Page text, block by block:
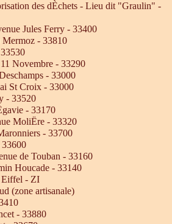
des dÈchets - Lieu dit "Graulin" -
Jules Ferry - 33400
Mermoz - 33810
Novembre - 33290
- 33000
St Croix - 33000
- 33520
- 33170
MoliËre - 33320
- 33700
33600
de Touban - 33160
Houcade - 33140
Eiffel - ZI
(zone artisanale)
- 33880